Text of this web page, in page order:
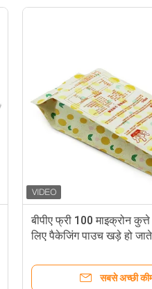
बीपीए फ्री 100 माइक्रोन
लिए पैकेजिंग पाउच खड़े हो
सबसे अच्छी